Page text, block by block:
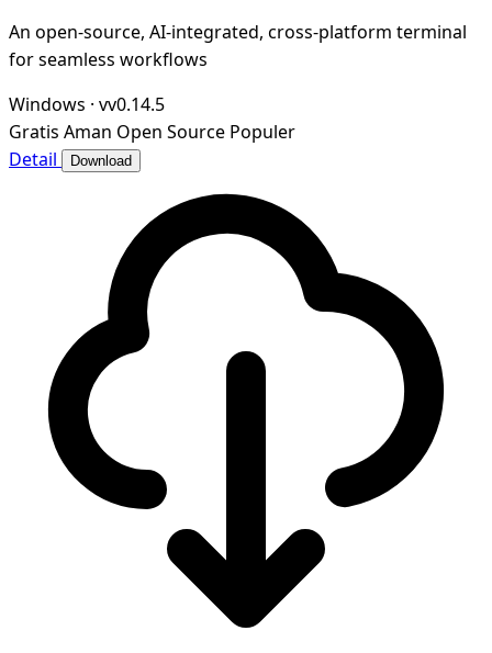
An open-source, AI-integrated, cross-platform terminal
for seamless workflows
Windows · vv0.14.5
Gratis Aman Open Source Populer
Detail
Download